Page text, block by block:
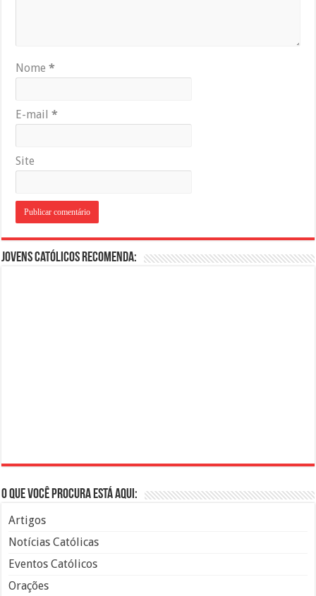
Nome*
E-mail*
Site
Jovens Católicos Recomenda:
O que você procura está aqui:
Artigos
Notícias Católicas
Eventos Católicos
Orações